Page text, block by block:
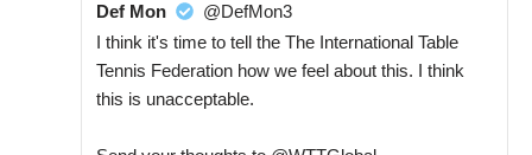
Def Mon
@DefMon3
I think it's time to tell the The International Table
Tennis Federation how we feel about this. I think
this is unacceptable.